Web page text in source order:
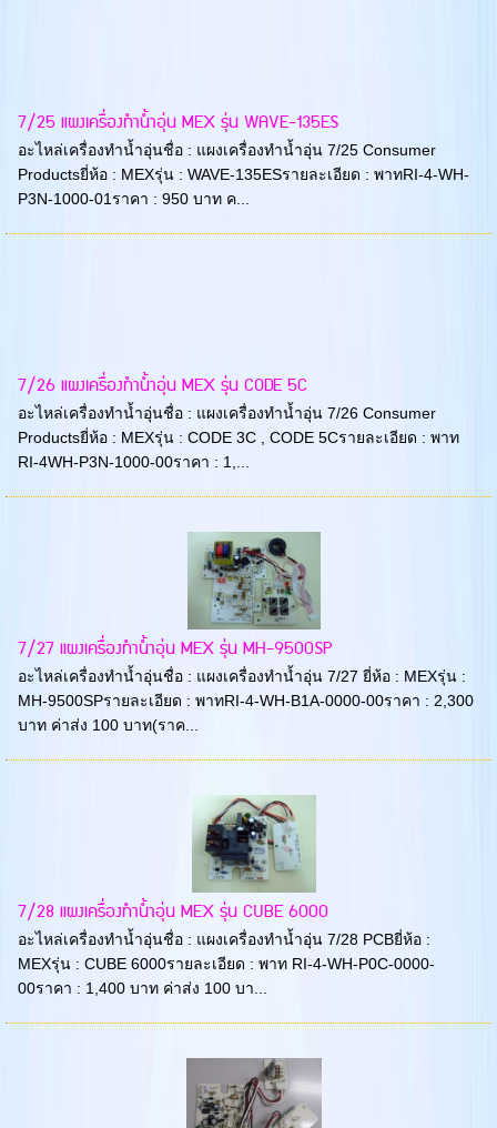
7/25 แผงเครื่องทำน้ำอุ่น MEX รุ่น WAVE-135ES
อะไหล่เครื่องทำน้ำอุ่นชื่อ : แผงเครื่องทำน้ำอุ่น 7/25 Consumer
Productsยี่ห้อ : MEXรุ่น : WAVE-135ESรายละเอียด : พาทRI-4-WH-
P3N-1000-01ราคา : 950 บาท ค...
7/26 แผงเครื่องทำน้ำอุ่น MEX รุ่น CODE 5C
อะไหล่เครื่องทำน้ำอุ่นชื่อ : แผงเครื่องทำน้ำอุ่น 7/26 Consumer
Productsยี่ห้อ : MEXรุ่น : CODE 3C , CODE 5Cรายละเอียด : พาท
RI-4WH-P3N-1000-00ราคา : 1,...
7/27 แผงเครื่องทำน้ำอุ่น MEX รุ่น MH-9500SP
อะไหล่เครื่องทำน้ำอุ่นชื่อ : แผงเครื่องทำน้ำอุ่น 7/27 ยี่ห้อ : MEXรุ่น :
MH-9500SPรายละเอียด : พาทRI-4-WH-B1A-0000-00ราคา : 2,300
บาท ค่าส่ง 100 บาท(ราค...
7/28 แผงเครื่องทำน้ำอุ่น MEX รุ่น CUBE 6000
อะไหล่เครื่องทำน้ำอุ่นชื่อ : แผงเครื่องทำน้ำอุ่น 7/28 PCBยี่ห้อ :
MEXรุ่น : CUBE 6000รายละเอียด : พาท RI-4-WH-P0C-0000-
00ราคา : 1,400 บาท ค่าส่ง 100 บา...